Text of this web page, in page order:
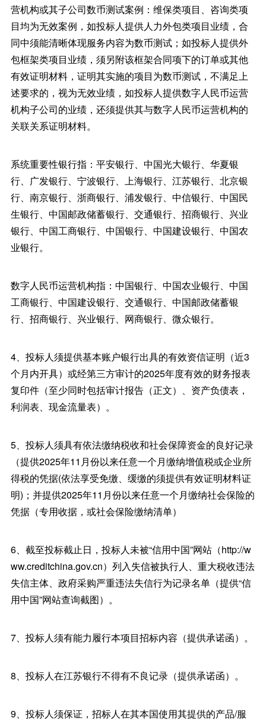
营机构或其子公司数币测试案例：维保类项目、咨询类项
目均为无效案例，如投标人提供人力外包类项目业绩，合
同中须能清晰体现服务内容为数币测试；如投标人提供外
包框架类项目业绩，须另附该框架合同项下的订单或其他
有效证明材料，证明其实施的项目为数币测试，不满足上
述要求的，视为无效业绩，如投标人提供数字人民币运营
机构子公司的业绩，还须提供其与数字人民币运营机构的
关联关系证明材料。
系统重要性银行指：平安银行、中国光大银行、华夏银
行、广发银行、宁波银行、上海银行、江苏银行、北京银
行、南京银行、浙商银行、浦发银行、中信银行、中国民
生银行、中国邮政储蓄银行、交通银行、招商银行、兴业
银行、中国工商银行、中国银行、中国建设银行、中国农
业银行。
数字人民币运营机构指：中国银行、中国农业银行、中国
工商银行、中国建设银行、交通银行、中国邮政储蓄银
行、招商银行、兴业银行、网商银行、微众银行。
4、投标人须提供基本账户银行出具的有效资信证明（近3
个月内开具）或经第三方审计的2025年度有效的财务报表
复印件（至少同时包括审计报告（正文）、资产负债表，
利润表、现金流量表）。
5、投标人须具有依法缴纳税收和社会保障资金的良好记录
（提供2025年11月份以来任意一个月缴纳增值税或企业所
得税的凭据(依法享受免缴、缓缴的须提供有效证明材料证
明)；并提供2025年11月份以来任意一个月缴纳社会保险的
凭据（专用收据，或社会保险缴纳清单）
6、截至投标截止日，投标人未被“信用中国”网站（http://w
ww.creditchina.gov.cn）列入失信被执行人、重大税收违法
失信主体、政府采购严重违法失信行为记录名单（提供“信
用中国”网站查询截图）。
7、投标人须有能力履行本项目招标内容（提供承诺函）。
8、投标人在江苏银行不得有不良记录（提供承诺函）。
9、投标人须保证，招标人在其本国使用其提供的产品/服